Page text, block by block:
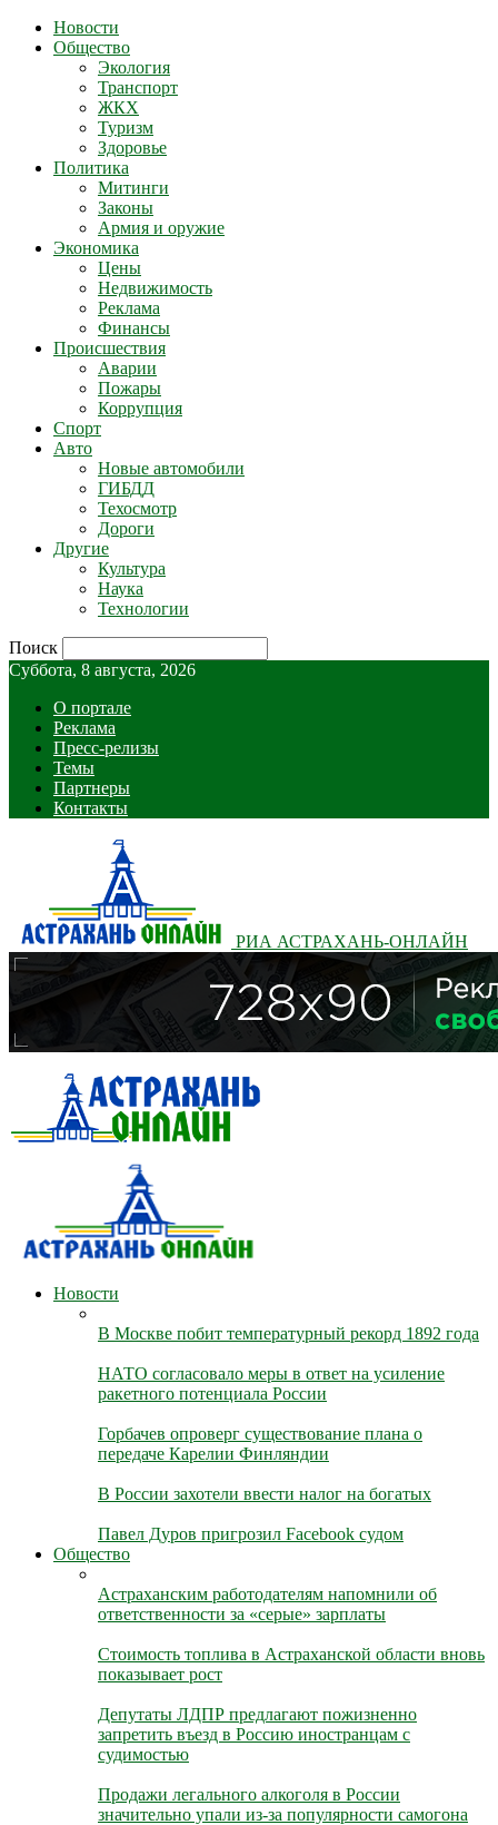
Новости
Общество
Экология
Транспорт
ЖКХ
Туризм
Здоровье
Политика
Митинги
Законы
Армия и оружие
Экономика
Цены
Недвижимость
Реклама
Финансы
Происшествия
Аварии
Пожары
Коррупция
Спорт
Авто
Новые автомобили
ГИБДД
Техосмотр
Дороги
Другие
Культура
Наука
Технологии
Поиск
Суббота, 8 августа, 2026
О портале
Реклама
Пресс-релизы
Темы
Партнеры
Контакты
РИА АСТРАХАНЬ-ОНЛАЙН
Новости
В Москве побит температурный рекорд 1892 года
НАТО согласовало меры в ответ на усиление
ракетного потенциала России
Горбачев опроверг существование плана о
передаче Карелии Финляндии
В России захотели ввести налог на богатых
Павел Дуров пригрозил Facebook судом
Общество
Астраханским работодателям напомнили об
ответственности за «серые» зарплаты
Стоимость топлива в Астраханской области вновь
показывает рост
Депутаты ЛДПР предлагают пожизненно
запретить въезд в Россию иностранцам с
судимостью
Продажи легального алкоголя в России
значительно упали из-за популярности самогона